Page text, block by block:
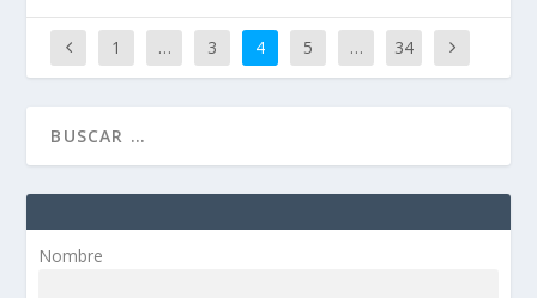
1 … 3 4 5 … 34
Nombre